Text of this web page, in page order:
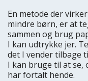
En metode der
mindre børn, er at
sammen og brug
I kan udtrykke jer.
det I vender tilbage
I kan bruge til at se,
har fortalt hende.